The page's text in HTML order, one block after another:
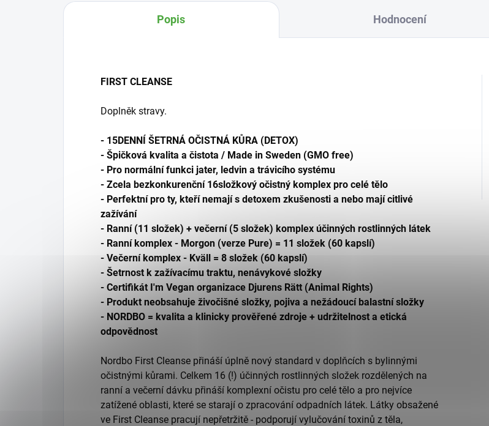
Popis Hodnocení
FIRST CLEANSE
Doplněk stravy.
- 15DENNÍ ŠETRNÁ OČISTNÁ KŮRA (DETOX)
- Špičková kvalita a čistota / Made in Sweden (GMO free)
- Pro normální funkci jater, ledvin a trávicího systému
- Zcela bezkonkurenční 16složkový očistný komplex pro celé tělo
- Perfektní pro ty, kteří nemají s detoxem zkušenosti a nebo mají citlivé
zažívání
- Ranní (11 složek) + večerní (5 složek) komplex účinných rostlinných látek
- Ranní komplex - Morgon (verze Pure) = 11 složek (60 kapslí)
- Večerní komplex - Kväll = 8 složek (60 kapslí)
- Šetrnost k zažívacímu traktu, nenávykové složky
- Certifikát I'm Vegan organizace Djurens Rätt (Animal Rights)
- Produkt neobsahuje živočišné složky, pojiva a nežádoucí balastní složky
- NORDBO = kvalita a klinicky prověřené zdroje + udržitelnost a etická
odpovědnost
Nordbo First Cleanse přináší úplně nový standard v doplňcích s bylinnými
očistnými kůrami. Celkem 16 (!) účinných rostlinných složek rozdělených na
ranní a večerní dávku přináší komplexní očistu pro celé tělo a pro nejvíce
zatížené oblasti, které se starají o zpracování odpadních látek. Látky obsažené
ve First Cleanse pracují nepřetržitě - podporují vylučování toxinů z těla,